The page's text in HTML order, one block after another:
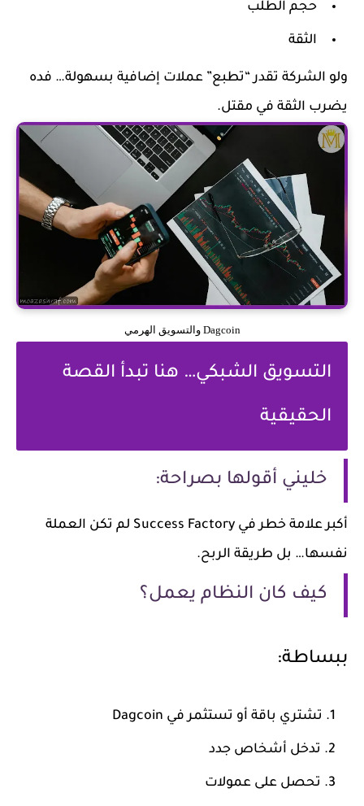
حجم الطلب
الثقة
ولو الشركة تقدر “تطبع” عملات إضافية بسهولة… فده
يضرب الثقة في مقتل.
Dagcoin والتسويق الهرمي
التسويق الشبكي… هنا تبدأ القصة
الحقيقية
خليني أقولها بصراحة:
أكبر علامة خطر في Success Factory لم تكن العملة
نفسها… بل طريقة الربح.
كيف كان النظام يعمل؟
ببساطة:
تشتري باقة أو تستثمر في Dagcoin
تدخل أشخاص جدد
تحصل على عمولات